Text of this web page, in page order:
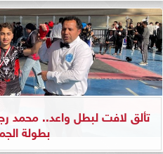
تألق لافت لبطل واعد.. محمد
بطولة